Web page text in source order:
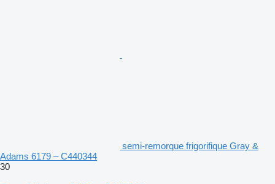
semi-remorque frigorifique Gray &
Adams 6179 – C440344
30